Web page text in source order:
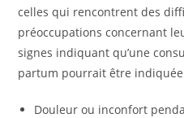
celles qui rencontrent des
préoccupations concernant
signes indiquant qu’une
partum pourrait être
Douleur ou inconfort